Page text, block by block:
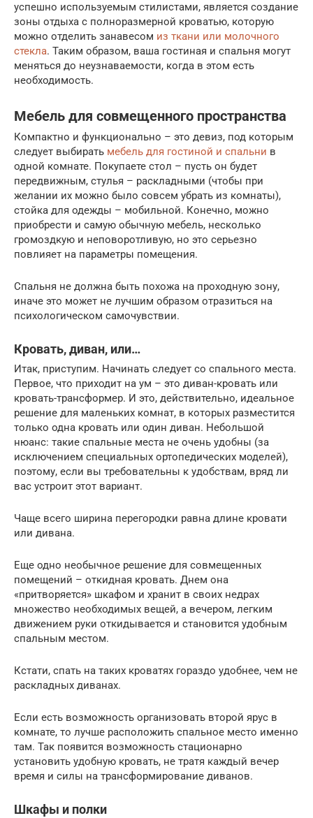
успешно используемым стилистами, является создание
зоны отдыха с полноразмерной кроватью, которую
можно отделить занавесом из ткани или молочного
стекла. Таким образом, ваша гостиная и спальня могут
меняться до неузнаваемости, когда в этом есть
необходимость.
Мебель для совмещенного пространства
Компактно и функционально – это девиз, под которым
следует выбирать мебель для гостиной и спальни в
одной комнате. Покупаете стол – пусть он будет
передвижным, стулья – раскладными (чтобы при
желании их можно было совсем убрать из комнаты),
стойка для одежды – мобильной. Конечно, можно
приобрести и самую обычную мебель, несколько
громоздкую и неповоротливую, но это серьезно
повлияет на параметры помещения.
Спальня не должна быть похожа на проходную зону,
иначе это может не лучшим образом отразиться на
психологическом самочувствии.
Кровать, диван, или…
Итак, приступим. Начинать следует со спального места.
Первое, что приходит на ум – это диван-кровать или
кровать-трансформер. И это, действительно, идеальное
решение для маленьких комнат, в которых разместится
только одна кровать или один диван. Небольшой
нюанс: такие спальные места не очень удобны (за
исключением специальных ортопедических моделей),
поэтому, если вы требовательны к удобствам, вряд ли
вас устроит этот вариант.
Чаще всего ширина перегородки равна длине кровати
или дивана.
Еще одно необычное решение для совмещенных
помещений – откидная кровать. Днем она
«притворяется» шкафом и хранит в своих недрах
множество необходимых вещей, а вечером, легким
движением руки откидывается и становится удобным
спальным местом.
Кстати, спать на таких кроватях гораздо удобнее, чем не
раскладных диванах.
Если есть возможность организовать второй ярус в
комнате, то лучше расположить спальное место именно
там. Так появится возможность стационарно
установить удобную кровать, не тратя каждый вечер
время и силы на трансформирование диванов.
Шкафы и полки